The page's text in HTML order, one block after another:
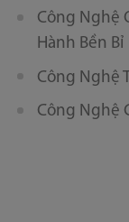
Công Nghệ
Hành Bền Bỉ
Công Nghệ
Công Nghệ
Vòng Đệm